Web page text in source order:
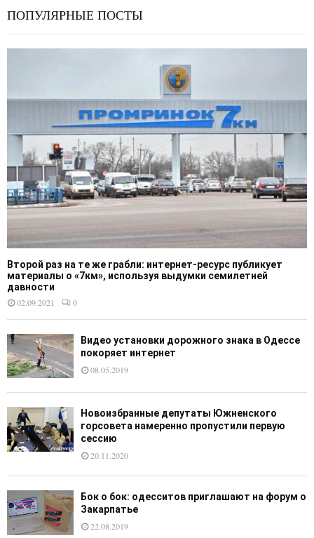
ПОПУЛЯРНЫЕ ПОСТЫ
Второй раз на те же грабли: интернет-ресурс публикует
материалы о «7км», используя выдумки семилетней
давности
02.09.2021
0
Видео установки дорожного знака в Одессе
покоряет интернет
08.05.2019
Новоизбранные депутаты Южненского
горсовета намеренно пропустили первую
сессию
20.11.2020
Бок о бок: одесситов приглашают на форум о
Закарпатье
22.08.2019